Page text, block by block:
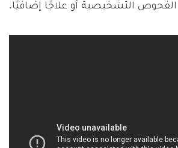
التشخيصية أو علاجًا إضافيًا.